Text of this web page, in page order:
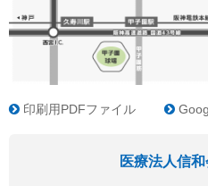
印刷用PDFファイル
医療法人信